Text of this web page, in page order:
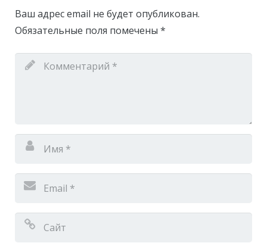
Ваш адрес email не будет опубликован.
Обязательные поля помечены *